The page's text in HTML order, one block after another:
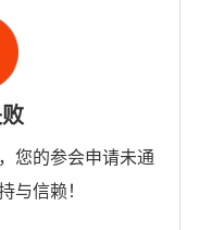
您的参会申请未通
与信赖！